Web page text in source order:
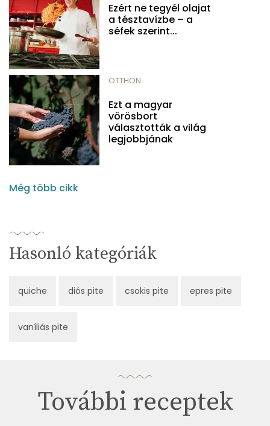
Ezért ne tegyél olajat
a tésztavízbe – a
séfek szerint...
OTTHON
Ezt a magyar
vörösbort
választották a világ
legjobbjának
Még több cikk
Hasonló kategóriák
quiche diós pite csokis pite epres pite
vaníliás pite
További receptek